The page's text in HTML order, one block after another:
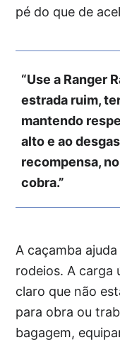
pé do que de
“Use a Ranger
estrada ruim,
mantendo
alto e ao
recompensa,
cobra.”
A caçamba
rodeios. A carga
claro que não
para obra ou
bagagem,